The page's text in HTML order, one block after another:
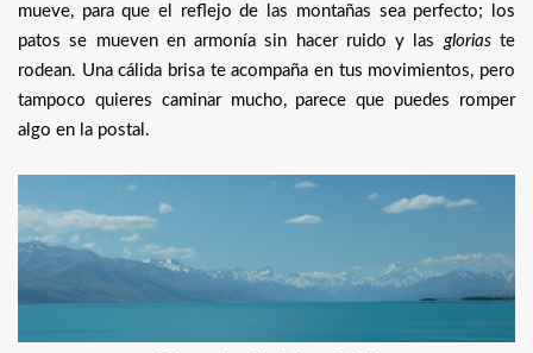
mueve, para que el reflejo de las montañas sea perfecto; los
patos se mueven en armonía sin hacer ruido y las gloriaste
rodean. Una cálida brisa te acompaña en tus movimientos, pero
tampoco quieres caminar mucho, parece que puedes romper
algo en la postal.